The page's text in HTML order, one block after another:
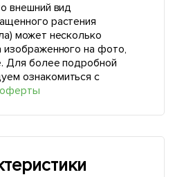
внешний вид
растения
может несколько
изображенного на фото,
Для более подробной
ознакомиться с